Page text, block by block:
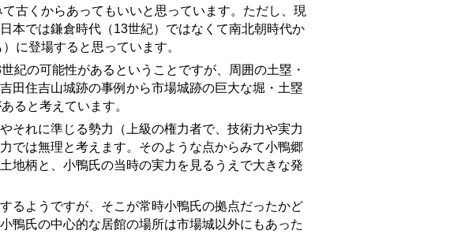
古くからあってもいいと思っています。ただし、現
本では鎌倉時代（13世紀）ではなくて南北朝時代か
に登場すると思っています。
紀の可能性があるということですが、周囲の土塁・
田住吉山城跡の事例から市場城跡の巨大な堀・土塁
ると考えています。
れに準じる勢力（上級の権力者で、技術力や実力
では無理と考えます。そのような点からみて小鴨郷
地柄と、小鴨氏の当時の実力を見るうえで大きな発
るようですが、そこが常時小鴨氏の拠点だったかど
鴨氏の中心的な居館の場所は市場城以外にもあった